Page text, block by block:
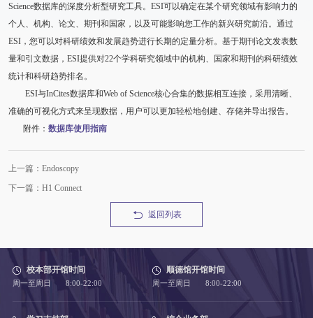
Science数据库的深度分析型研究工具。ESI可以确定在某个研究领域有影响力的
个人、机构、论文、期刊和国家，以及可能影响您工作的新兴研究前沿。通过
ESI，您可以对科研绩效和发展趋势进行长期的定量分析。基于期刊论文发表数
量和引文数据，ESI提供对22个学科研究领域中的机构、国家和期刊的科研绩效
统计和科研趋势排名。
ESI与InCites数据库和Web of Science核心合集的数据相互连接，采用清晰、
准确的可视化方式来呈现数据，用户可以更加轻松地创建、存储并导出报告。
附件： 数据库使用指南
上一篇：Endoscopy
下一篇：H1 Connect
返回列表
校本部开馆时间
周一至周日 8:00-22:00
顺德馆开馆时间
周一至周日 8:00-22:00